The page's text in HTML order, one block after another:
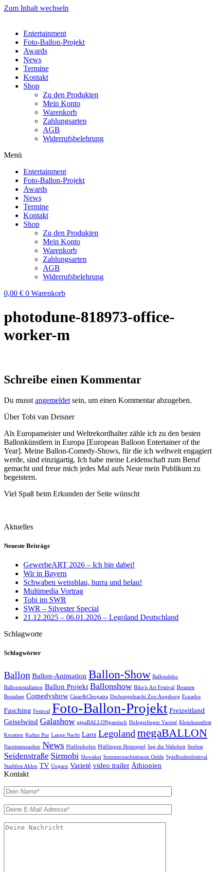
Zum Inhalt wechseln
Entertainment
Foto-Ballon-Projekt
Awards
News
Termine
Kontakt
Shop
Zu den Produkten
Mein Konto
Warenkorb
Zahlungsarten
AGB
Widerrufsbelehrung
Menü
Entertainment
Foto-Ballon-Projekt
Awards
News
Termine
Kontakt
Shop
Zu den Produkten
Mein Konto
Warenkorb
Zahlungsarten
AGB
Widerrufsbelehrung
0,00 € 0 Warenkorb
photodune-818973-office-
worker-m
Schreibe einen Kommentar
Du musst angemeldet sein, um einen Kommentar abzugeben.
Über Tobi van Deisner
Als Europameister und Weltrekordhalter zähle ich zu den besten
Ballonkünstlern in Europa [European Balloon Entertainer of the
Year]. Meine Ballon-Comedy-Shows, für die ich weltweit engagiert
werde, sind einzigartig. Ich habe meine Leidenschaft zum Beruf
gemacht und freue mich jedes Mal aufs Neue mein Publikum zu
begeistern.
Viel Spaß beim Erkunden der Seite wünscht
Aktuelles
Neueste Beiträge
GewerbeART 2026 – Ich bin dabei!
Wir in Bayern
Schwaben weissblau, hurra und helau!
Multimedia Vortrag
Tobi im SWR
SWR – Silvester Special
21.12.2025 – 06.01.2026 – Legoland Deutschland
Schlagworte
Schlagwörter
Ballon Ballon-Animation Ballon-Show Ballondeko
Balloninstallation Ballon Projekt Ballonshow Bike'n Art Festival Bosnien
Bostalsee Comedyshow Cäsar&Cleopatra Dschungelnacht Zoo Augsburg Ecuador
Fasching Festival Foto-Ballon-Projekt Freizeitland
Geiselwind Galashow gigaBALLONgantisch Holzgerlinger Varieté Kleinkunstfest
Kroatien Kultur Pur Lange Nacht Laos Legoland megaBALLON
Narzissenzauber News Pfaffenhofen Pfäffingen Heimspiel Sag die Wahrheit Seefest
Seidenstraße Sirmobi Slowakei Sommernachtstraum Oelde Spielbudenfestival
Stadtfest Ahlen TV Ungarn Varieté video trailer Äthiopien
Kontakt